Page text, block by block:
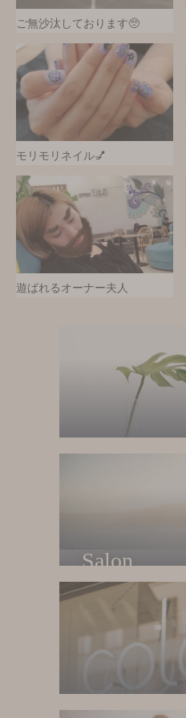
ご無沙汰しております🥺
モリモリネイル💅
遊ばれるオーナー夫人
Salon
Về salon